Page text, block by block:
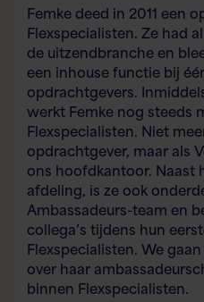
Femke deed in 2011 een
Flexspecialisten. Ze had
de uitzendbranche en
een inhouse functie bij
opdrachtgevers.
werkt Femke nog steeds
Flexspecialisten. Niet
opdrachtgever, maar als
ons hoofdkantoor. Naast
afdeling, is ze ook
Ambassadeurs-team en
collega’s tijdens hun
Flexspecialisten. We
over haar
binnen Flexspecialisten.